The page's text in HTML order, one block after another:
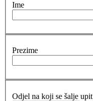
Ime
Prezime
Odjel na koji se šalje upit